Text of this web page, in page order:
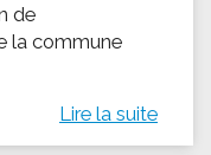
de
la commune
Lire la suite